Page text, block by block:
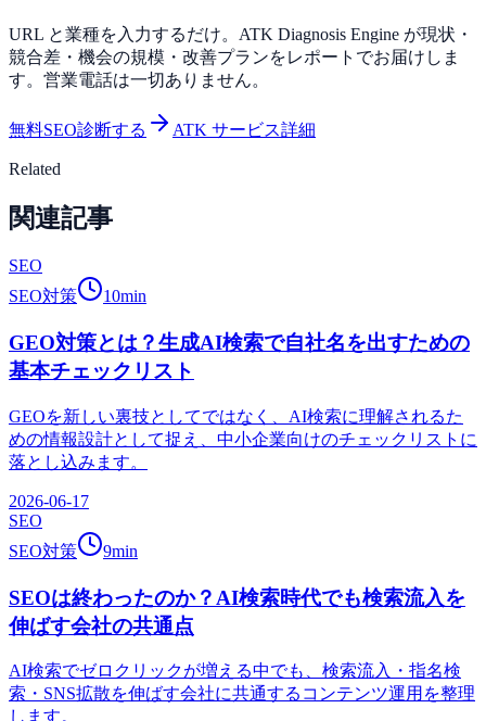
URL と業種を入力するだけ。ATK Diagnosis Engine が現状・
競合差・機会の規模・改善プランをレポートでお届けしま
す。営業電話は一切ありません。
無料SEO診断する ATK サービス詳細
Related
関連記事
SEO
SEO対策
10min
GEO対策とは？生成AI検索で自社名を出すための
基本チェックリスト
GEOを新しい裏技としてではなく、AI検索に理解されるた
めの情報設計として捉え、中小企業向けのチェックリストに
落とし込みます。
2026-06-17
SEO
SEO対策
9min
SEOは終わったのか？AI検索時代でも検索流入を
伸ばす会社の共通点
AI検索でゼロクリックが増える中でも、検索流入・指名検
索・SNS拡散を伸ばす会社に共通するコンテンツ運用を整理
します。